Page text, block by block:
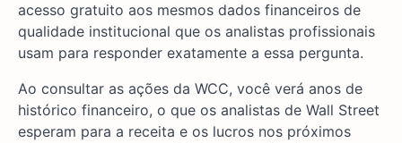
acesso gratuito aos mesmos dados financeiros de
qualidade institucional que os analistas profissionais
usam para responder exatamente a essa pergunta.
Ao consultar as ações da WCC, você verá anos de
histórico financeiro, o que os analistas de Wall Street
esperam para a receita e os lucros nos próximos